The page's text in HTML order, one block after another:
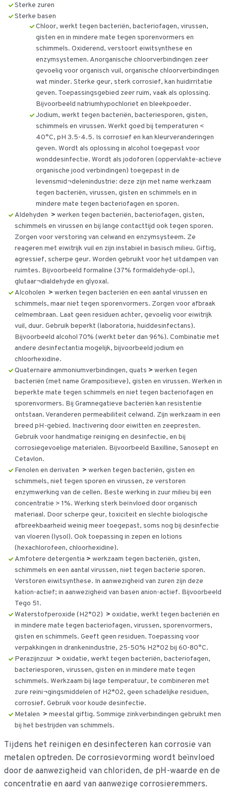
Sterke zuren
Sterke basen
Chloor, werkt tegen bacteriën, bacteriofagen, virussen,
gisten en in mindere mate tegen sporenvormers en
schimmels. Oxiderend, verstoort eiwitsynthese en
enzymsystemen. Anorganische chloorverbindingen zeer
gevoelig voor organisch vuil, organische chloorverbindingen
wat minder. Sterke geur, sterk corrosief, kan huidirritatie
geven. Toepassingsgebied zeer ruim, vaak als oplossing.
Bijvoorbeeld natriumhypochloriet en bleekpoeder.
Jodium, werkt tegen bacteriën, bacteriesporen, gisten,
schimmels en virussen. Werkt goed bij temperaturen <
40°C, pH 3.5-4.5. Is corrosief en kan kleurveranderingen
geven. Wordt als oplossing in alcohol toegepast voor
wonddesinfectie. Wordt als jodoforen (oppervlakte-actieve
organische jood verbindingen) toegepast in de
levensmid¬delenindustrie: deze zijn met name werkzaam
tegen bacteriën, virussen, gisten en schimmels en in
mindere mate tegen bacteriofagen en sporen.
Aldehyden > werken tegen bacteriën, bacteriofagen, gisten,
schimmels en virussen en bij lange contacttijd ook tegen sporen.
Zorgen voor verstoring van celwand en enzymsysteem. Ze
reageren met eiwitrijk vuil en zijn instabiel in basisch milieu. Giftig,
agressief, scherpe geur. Worden gebruikt voor het uitdampen van
ruimtes. Bijvoorbeeld formaline (37% formaldehyde-opl.),
glutaar¬dialdehyde en glyoxal.
Alcoholen > werken tegen bacteriën en een aantal virussen en
schimmels, maar niet tegen sporenvormers. Zorgen voor afbraak
celmembraan. Laat geen residuen achter, gevoelig voor eiwitrijk
vuil, duur. Gebruik beperkt (laboratoria, huiddesinfectans).
Bijvoorbeeld alcohol 70% (werkt beter dan 96%). Combinatie met
andere desinfectantia mogelijk, bijvoorbeeld jodium en
chloorhexidine.
Quaternaire ammoniumverbindingen, quats > werken tegen
bacteriën (met name Grampositieve), gisten en virussen. Werken in
beperkte mate tegen schimmels en niet tegen bacteriofagen en
sporenvormers. Bij Gramnegatieve bacteriën kan resistentie
ontstaan. Veranderen permeabiliteit celwand. Zijn werkzaam in een
breed pH-gebied. Inactivering door eiwitten en zeepresten.
Gebruik voor handmatige reiniging en desinfectie, en bij
corrosiegevoelige materialen. Bijvoorbeeld Baxilline, Sanosept en
Cetavlon.
Fenolen en derivaten > werken tegen bacteriën, gisten en
schimmels, niet tegen sporen en virussen, ze verstoren
enzymwerking van de cellen. Beste werking in zuur milieu bij een
concentratie > 1%. Werking sterk beïnvloed door organisch
materiaal. Door scherpe geur, toxiciteit en slechte biologische
afbreekbaarheid weinig meer toegepast, soms nog bij desinfectie
van vloeren (lysol). Ook toepassing in zepen en lotions
(hexachlorofeen, chloorhexidine).
Amfotere detergentia > werkzaam tegen bacteriën, gisten,
schimmels en een aantal virussen, niet tegen bacterie sporen.
Verstoren eiwitsynthese. In aanwezigheid van zuren zijn deze
kation-actief; in aanwezigheid van basen anion-actief. Bijvoorbeeld
Tego 51.
Waterstofperoxide (H2*02) > oxidatie, werkt tegen bacteriën en
in mindere mate tegen bacteriofagen, virussen, sporenvormers,
gisten en schimmels. Geeft geen residuen. Toepassing voor
verpakkingen in drankenindustrie, 25-50% H2*02 bij 60-80°C.
Perazijnzuur > oxidatie, werkt tegen bacteriën, bacteriofagen,
bacteriesporen, virussen, gisten en in mindere mate tegen
schimmels. Werkzaam bij lage temperatuur, te combineren met
zure reini¬gingsmiddelen of H2*02, geen schadelijke residuen,
corrosief. Gebruik voor koude desinfectie.
Metalen > meestal giftig. Sommige zinkverbindingen gebruikt men
bij het bestrijden van schimmels.
Tijdens het reinigen en desinfecteren kan corrosie van
metalen optreden. De corrosievorming wordt beïnvloed
door de aanwezigheid van chloriden, de pH-waarde en de
concentratie en aard van aanwezige corrosieremmers.